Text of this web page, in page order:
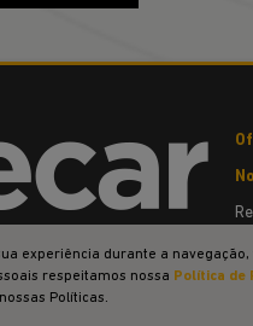
experiência durante a
respeitamos nossa Política de
Políticas.